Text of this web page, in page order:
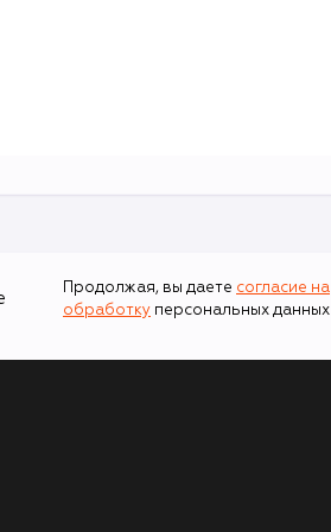
Продолжая, вы даете согласие на
обработку персональных данных